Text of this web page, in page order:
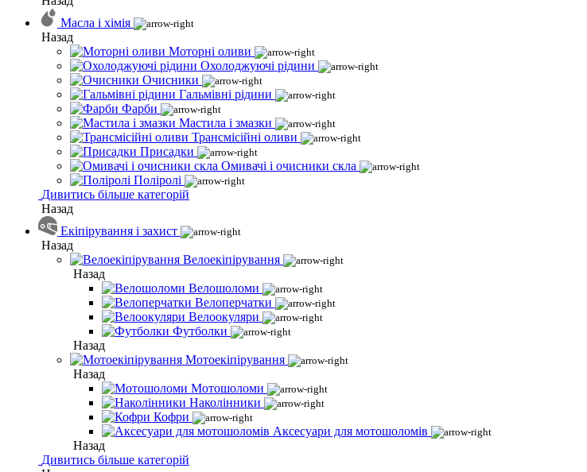
Масла і хімія
Назад
Моторні оливи
Охолоджуючі рідини
Очисники
Гальмівні рідини
Фарби
Мастила і змазки
Трансмісійні оливи
Присадки
Омивачі і очисники скла
Поліролі
Дивитись більше категорій
Назад
Екіпірування і захист
Назад
Велоекіпірування
Назад
Велошоломи
Велоперчатки
Велоокуляри
Футболки
Назад
Мотоекіпірування
Назад
Мотошоломи
Наколінники
Кофри
Аксесуари для мотошоломів
Назад
Дивитись більше категорій